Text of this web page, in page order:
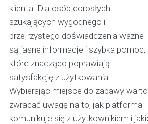
klienta. Dla osób dorosłych
szukających wygodnego i
przejrzystego doświadczenia ważne
są jasne informacje i szybka pomoc,
które znacząco poprawiają
satysfakcję z użytkowania.
Wybierając miejsce do zabawy warto
zwracać uwagę na to, jak platforma
komunikuje się z użytkownikiem i